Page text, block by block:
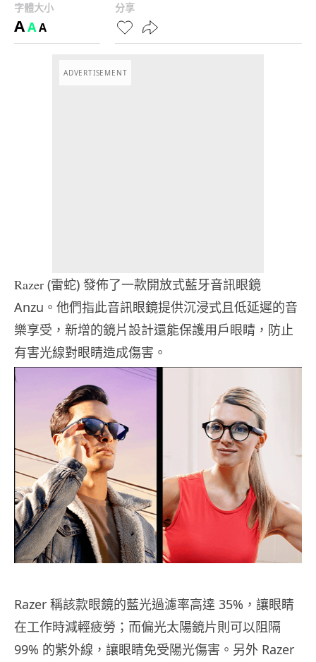
字體大小
AAA
分享
ADVERTISEMENT
Razer (雷蛇) 發佈了一款開放式藍牙音訊眼鏡
Anzu。他們指此音訊眼鏡提供沉浸式且低延遲的音
樂享受，新增的鏡片設計還能保護用戶眼睛，防止
有害光線對眼睛造成傷害。
Razer 稱該款眼鏡的藍光過濾率高達 35%，讓眼睛
在工作時減輕疲勞；而偏光太陽鏡片則可以阻隔
99% 的紫外線，讓眼睛免受陽光傷害。另外 Razer